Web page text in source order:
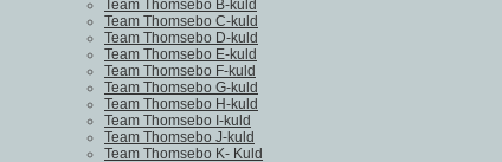
Team Thomsebo B-kuld
Team Thomsebo C-kuld
Team Thomsebo D-kuld
Team Thomsebo E-kuld
Team Thomsebo F-kuld
Team Thomsebo G-kuld
Team Thomsebo H-kuld
Team Thomsebo I-kuld
Team Thomsebo J-kuld
Team Thomsebo K- Kuld